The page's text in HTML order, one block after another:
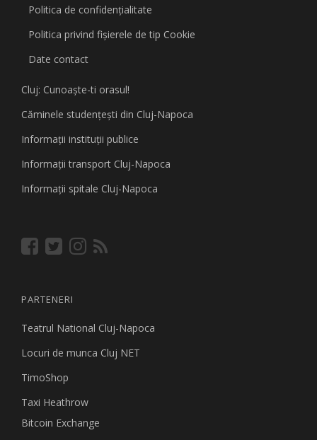
Politica de confidențialitate
Politica privind fişierele de tip Cookie
Date contact
Cluj: Cunoaşte-ti orasul!
Căminele studenţeşti din Cluj-Napoca
Informaţii instituţii publice
Informaţii transport Cluj-Napoca
Informaţii spitale Cluj-Napoca
PARTENERI
Teatrul National Cluj-Napoca
Locuri de munca Cluj NET
TimoShop
Taxi Heathrow
Bitcoin Exchange